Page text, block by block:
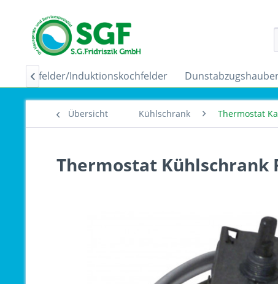
Ceranfelder/Induktionskochfelder

Übersicht Kühlschrank Thermostat
Thermostat Kühlschrank